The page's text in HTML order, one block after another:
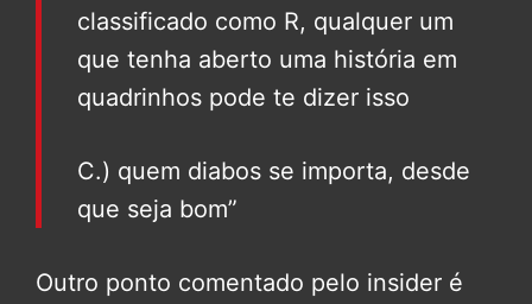
classificado como R, qualquer um
que tenha aberto uma história em
quadrinhos pode te dizer isso
C.) quem diabos se importa, desde
que seja bom”
Outro ponto comentado pelo insider é